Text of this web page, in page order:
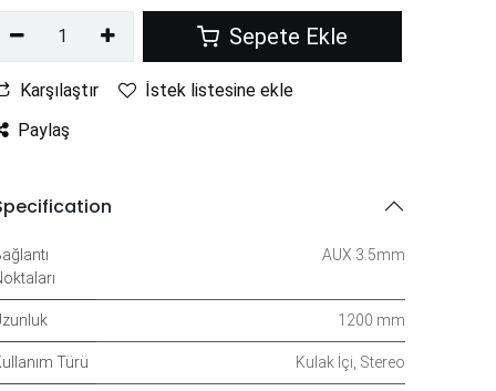
Sepete Ekle
Karşılaştır
İstek listesine ekle
Paylaş
AUX 3.5mm
1200 mm
Türü Kulak İçi Stereo